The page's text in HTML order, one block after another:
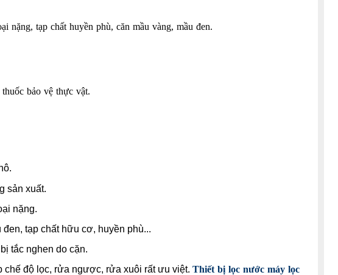
nặng, tạp chất huyền phù, căn mầu vàng, mầu đen.
bảo vệ thực vật.
sản xuất.
nặng.
tạp chất hữu cơ, huyền phù...
tắc nghen do cặn.
chế độ lọc, rửa ngược, rửa xuôi rất ưu việt. Thiết bị lọc nước máy lọc